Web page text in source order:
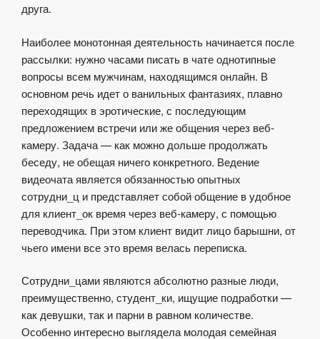
друга.
Наиболее монотонная деятельность начинается после
рассылки: нужно часами писать в чате однотипные
вопросы всем мужчинам, находящимся онлайн. В
основном речь идет о ванильных фантазиях, плавно
переходящих в эротические, с последующим
предложением встречи или же общения через веб-
камеру. Задача — как можно дольше продолжать
беседу, не обещая ничего конкретного. Ведение
видеочата является обязанностью опытных
сотрудни_ц и представляет собой общение в удобное
для клиент_ок время через веб-камеру, с помощью
переводчика. При этом клиент видит лицо барышни, от
чьего имени все это время велась переписка.
Сотрудни_цами являются абсолютно разные люди,
преимущественно, студент_ки, ищущие подработки —
как девушки, так и парни в равном количестве.
Особенно интересно выглядела молодая семейная